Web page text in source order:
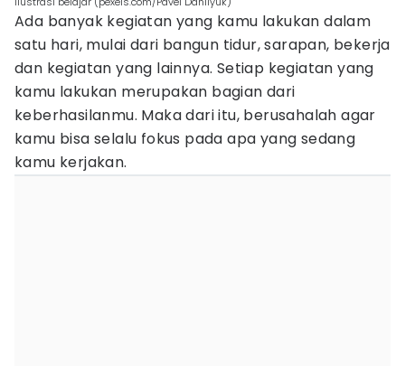
Ada banyak kegiatan yang kamu lakukan dalam
satu hari, mulai dari bangun tidur, sarapan, bekerja
dan kegiatan yang lainnya. Setiap kegiatan yang
kamu lakukan merupakan bagian dari
keberhasilanmu. Maka dari itu, berusahalah agar
kamu bisa selalu fokus pada apa yang sedang
kamu kerjakan.